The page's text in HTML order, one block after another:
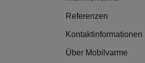
Referenzen
Kontaktinformationen
Über Mobilvarme